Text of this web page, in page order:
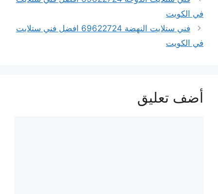
في الكويت
فني ستلايت النهضة 69622724 افضل فني ستلايت
في الكويت
أضف تعليق